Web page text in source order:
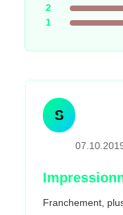
2
1
S
Franchement,